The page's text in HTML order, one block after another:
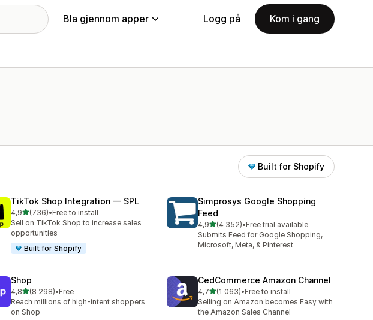
Bla gjennom apper Logg på Kom i gang
Built for Shopify
TikTok Shop Integration — SPL
4,9av 5 stjerner
(736)
Totalt 736 omtaler
•Free to install
Sell on TikTok Shop to increase sales
opportunities
Built for Shopify
Simprosys Google Shopping
Feed
4,9av 5 stjerner
(4 352)
Totalt 4352 omtaler
•Free trial available
Submits Feed for Google Shopping,
Microsoft, Meta, & Pinterest
Shop
4,8av 5 stjerner
(8 298)
Totalt 8298 omtaler
•Free
Reach millions of high-intent shoppers
on Shop
CedCommerce Amazon Channel
4,7av 5 stjerner
(1 063)
Totalt 1063 omtaler
•Free to install
Selling on Amazon becomes Easy with
the Amazon Sales Channel